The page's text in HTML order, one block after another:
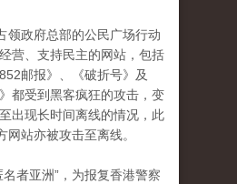
领政府总部的公民广场行动
营、支持民主的网站，包括
邮报》、《破折号》及
都受到黑客疯狂的攻击，变
出现长时间离线的情况，此
网站亦被攻击至离线。
名者亚洲”，为报复香港警察